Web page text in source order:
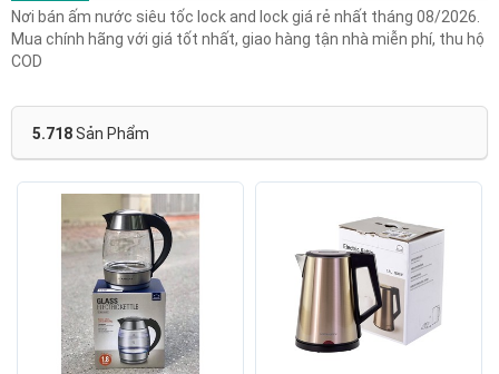
Nơi bán ấm nước siêu tốc lock and lock giá rẻ nhất tháng 08/2026.
Mua chính hãng với giá tốt nhất, giao hàng tận nhà miễn phí, thu hộ
COD
5.718Sản Phẩm